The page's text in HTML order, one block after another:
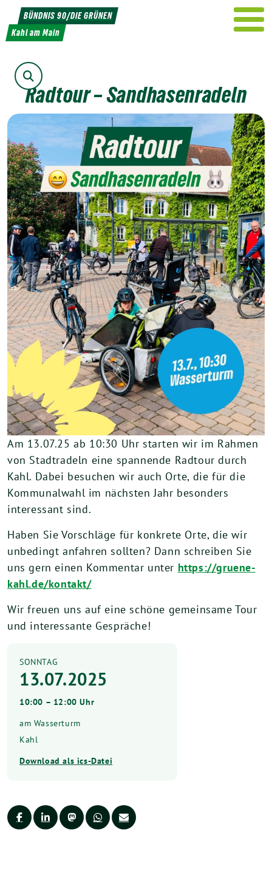
Weiter
zum
Inhalt
BÜNDNIS 90/DIE GRÜNEN
Kahl am Main
Suche
Radtour – Sandhasenradeln
Am 13.07.25 ab 10:30 Uhr starten wir im Rahmen
von Stadtradeln eine spannende Radtour durch
Kahl. Dabei besuchen wir auch Orte, die für die
Kommunalwahl im nächsten Jahr besonders
interessant sind.
Haben Sie Vorschläge für konkrete Orte, die wir
unbedingt anfahren sollten? Dann schreiben Sie
uns gern einen Kommentar unter https://gruene-
kahl.de/kontakt/
Wir freuen uns auf eine schöne gemeinsame Tour
und interessante Gespräche!
SONNTAG
13.07.2025
10:00 – 12:00 Uhr
am Wasserturm
Kahl
Download als ics-Datei